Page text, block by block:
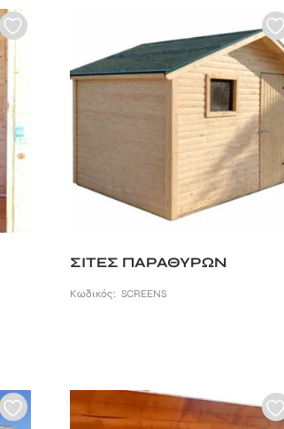
ΣΙΤΕΣ ΠΑΡΑΘΥΡΩΝ
Κωδικός: SCREENS